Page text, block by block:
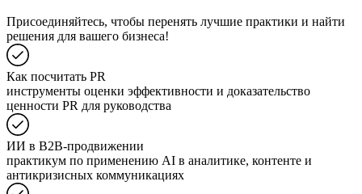
Присоединяйтесь, чтобы перенять лучшие практики и найти
решения для вашего бизнеса!
Как посчитать PR
инструменты оценки эффективности и доказательство
ценности PR для руководства
ИИ в B2B-продвижении
практикум по применению AI в аналитике, контенте и
антикризисных коммуникациях